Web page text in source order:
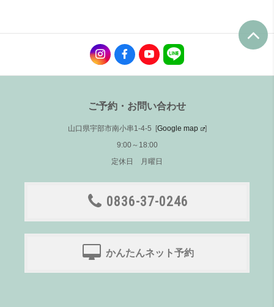
ご予約・お問い合わせ
山口県宇部市南小串1-4-5 [Google map
]
9:00～18:00
定休日 月曜日
0836-37-0246
かんたんネット予約